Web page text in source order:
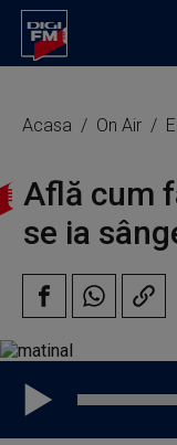
Acasa On Air
Află cum
se ia